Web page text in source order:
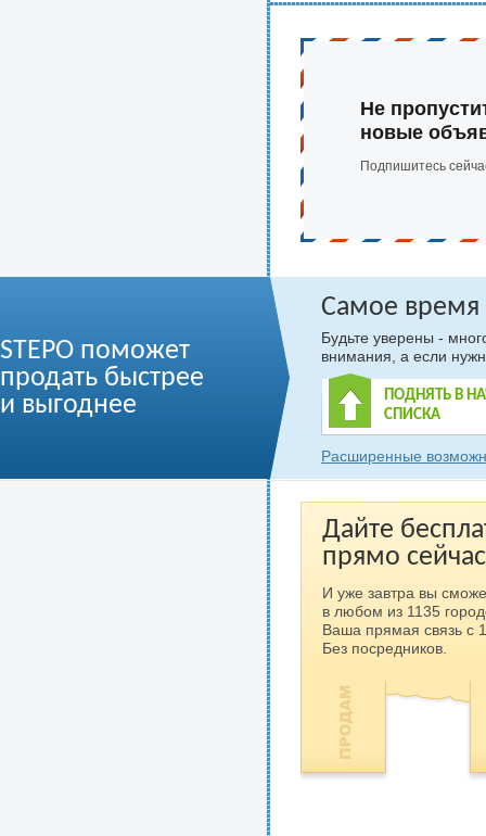
Не
новые
Подпишитесь
STEPO поможет
продать быстрее
и выгоднее
Самое время
Будьте уверены -
внимания, а если
ПОДНЯТЬ В
СПИСКА
Расширенные
Дайте
прямо
И уже завтра вы
в любом из 1135
Ваша прямая связь с
Без посредников.